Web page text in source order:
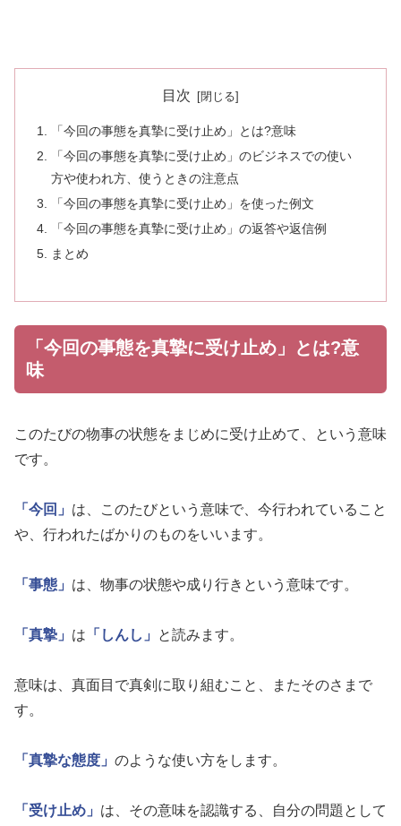
目次
「今回の事態を真摯に受け止め」とは?意味
「今回の事態を真摯に受け止め」のビジネスでの使い
方や使われ方、使うときの注意点
「今回の事態を真摯に受け止め」を使った例文
「今回の事態を真摯に受け止め」の返答や返信例
まとめ
「今回の事態を真摯に受け止め」とは?意
味
このたびの物事の状態をまじめに受け止めて、という意味
です。
「今回」 は、このたびという意味で、今行われていること
や、行われたばかりのものをいいます。
「事態」 は、物事の状態や成り行きという意味です。
「真摯」 は 「しんし」 と読みます。
意味は、真面目で真剣に取り組むこと、またそのさまで
す。
「真摯な態度」 のような使い方をします。
「受け止め」 は、その意味を認識する、自分の問題として